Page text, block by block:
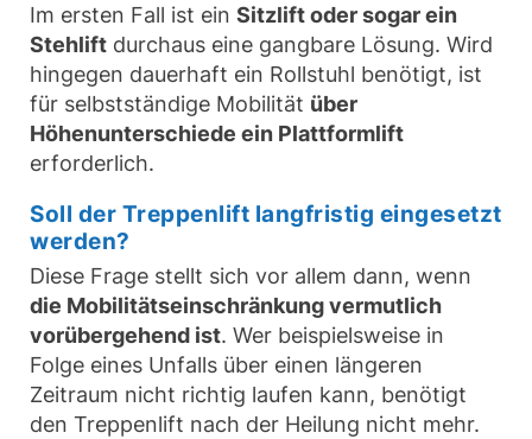
Im ersten Fall ist ein Sitzlift oder sogar ein
Stehlift durchaus eine gangbare Lösung. Wird
hingegen dauerhaft ein Rollstuhl benötigt, ist
für selbstständige Mobilität über
Höhenunterschiede ein Plattformlift
erforderlich.
Soll der Treppenlift langfristig eingesetzt
werden?
Diese Frage stellt sich vor allem dann, wenn
die Mobilitätseinschränkung vermutlich
vorübergehend ist. Wer beispielsweise in
Folge eines Unfalls über einen längeren
Zeitraum nicht richtig laufen kann, benötigt
den Treppenlift nach der Heilung nicht mehr.